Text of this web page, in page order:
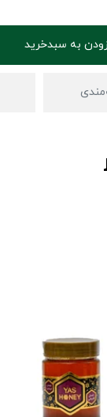
به سبدخرید